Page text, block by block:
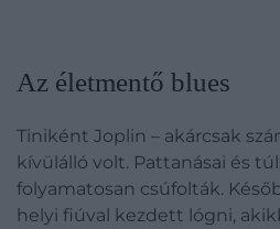
Az életmentő blues
Tiniként Joplin – akárcsak
kívülálló volt. Pattanásai és
folyamatosan csúfolták.
helyi fiúval kezdett lógni,